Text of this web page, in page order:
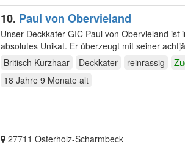
10. Paul von Obervieland
Unser Deckkater GIC Paul von Obervieland
absolutes Unikat. Er überzeugt mit seiner
so…
Britisch Kurzhaar Deckkater reinrassig
18 Jahre 9 Monate alt
27711 Osterholz-Scharmbeck